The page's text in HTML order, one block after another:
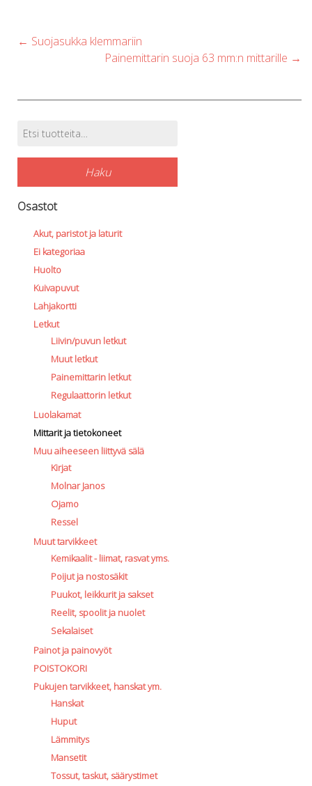
Post
← Suojasukka klemmariin
Painemittarin suoja 63 mm:n mittarille →
Tuotehaku
Etsi:
Haku
Osastot
Akut, paristot ja laturit
Ei kategoriaa
Huolto
Kuivapuvut
Lahjakortti
Letkut
Liivin/puvun letkut
Muut letkut
Painemittarin letkut
Regulaattorin letkut
Luolakamat
Mittarit ja tietokoneet
Muu aiheeseen liittyvä sälä
Kirjat
Molnar Janos
Ojamo
Ressel
Muut tarvikkeet
Kemikaalit - liimat, rasvat yms.
Poijut ja nostosäkit
Puukot, leikkurit ja sakset
Reelit, spoolit ja nuolet
Sekalaiset
Painot ja painovyöt
POISTOKORI
Pukujen tarvikkeet, hanskat ym.
Hanskat
Huput
Lämmitys
Mansetit
Tossut, taskut, säärystimet